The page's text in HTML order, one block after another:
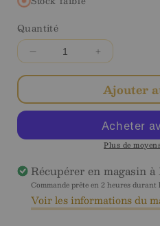
Quantité
Diminuer
la
pour
NKF
Acrylique
-
36g
Augmenter
la
quantité
pour
NKF
Poudre
Acrylique
-
36g
Ajouter
Plus de
Récupérer en magasin à
Commande prête en 2 heures durant
Voir les informations du